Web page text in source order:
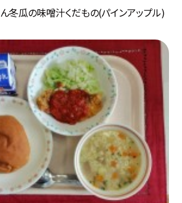
冬瓜の味噌汁くだもの(パインアップル)